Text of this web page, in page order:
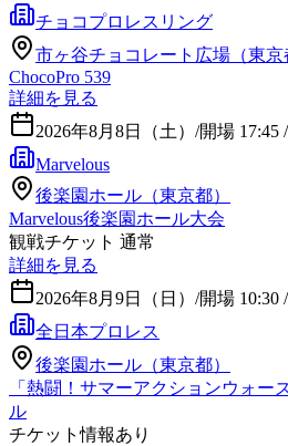
チョコプロレスリング
市ヶ谷チョコレート広場（東京
ChocoPro 539
詳細を見る
2026年8月8日（土） /開場 17:45
Marvelous
後楽園ホール（東京都）
Marvelous後楽園ホール大会
観戦チケット 通常
詳細を見る
2026年8月9日（日） /開場 10:30
全日本プロレス
後楽園ホール（東京都）
「熱闘！サマーアクションウォー
ル
チケット情報あり